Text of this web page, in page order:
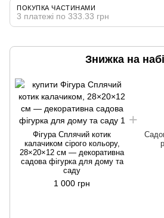
ПОКУПКА ЧАСТИНАМИ
3 платежі по 333.33 грн
Знижка на
Фігура Сплячий котик
калачиком сірого кольору,
28×20×12 см — декоративна
садова фігурка для дому та
саду
1 000 грн